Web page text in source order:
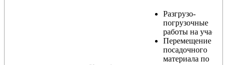
Разгрузо-
погрузочные
работы на участке
Перемещение
посадочного
материала по